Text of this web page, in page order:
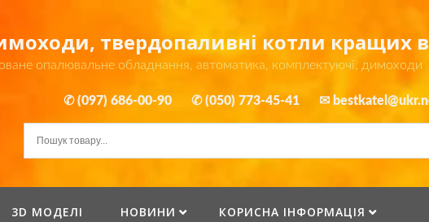
твердопаливні котли кращих
опалювальне обладнання, автоматика, комплектуючі, димоходи
✆ (097) 686-00-90 ✆ (050) 773-45-41 ✉
3D МОДЕЛІ НОВИНИ КОРИСНА ІНФОРМАЦІЯ